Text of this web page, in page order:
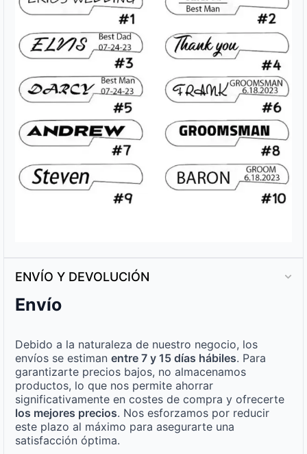
ENVÍO Y DEVOLUCIÓN
Envío
Debido a la naturaleza de nuestro negocio, los
envíos se estiman entre 7 y 15 días hábiles. Para
garantizarte precios bajos, no almacenamos
productos, lo que nos permite ahorrar
significativamente en costes de compra y ofrecerte
los mejores precios. Nos esforzamos por reducir
este plazo al máximo para asegurarte una
satisfacción óptima.